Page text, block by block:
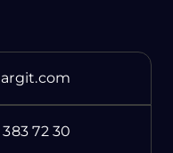
72 30